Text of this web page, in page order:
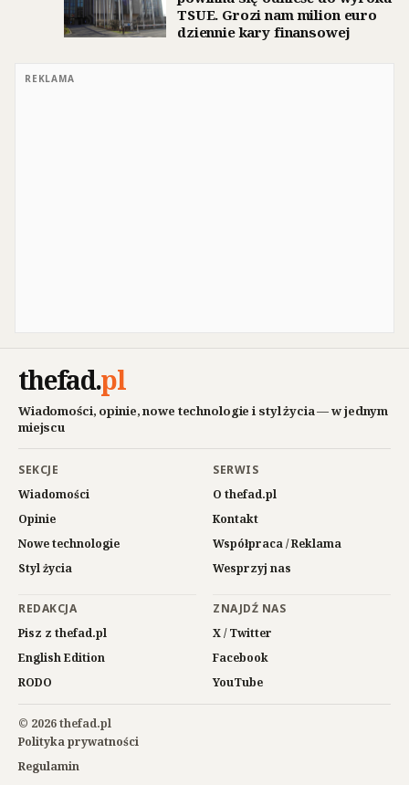
TSUE. Grozi nam milion euro
dziennie kary finansowej
REKLAMA
thefad.pl
Wiadomości, opinie, nowe technologie i styl życia — w jednym
miejscu
SEKCJE
Wiadomości
Opinie
Nowe technologie
Styl życia
SERWIS
O thefad.pl
Kontakt
Współpraca / Reklama
Wesprzyj nas
REDAKCJA
Pisz z thefad.pl
English Edition
RODO
ZNAJDŹ NAS
X / Twitter
Facebook
YouTube
© 2026 thefad.pl
Polityka prywatności
Regulamin